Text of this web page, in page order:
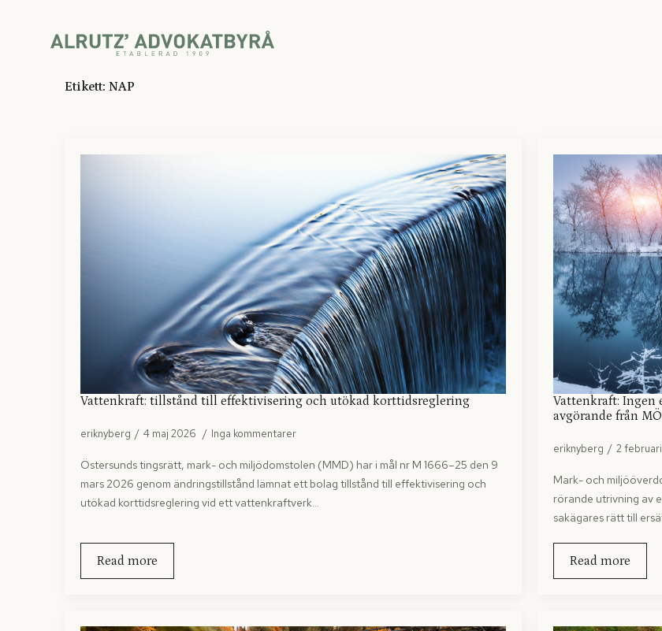
Etikett: NAP
Vattenkraft: tillstånd till effektivisering och utökad korttidsreglering
eriknyberg 4 maj 2026 Inga kommentarer
Östersunds tingsrätt, mark- och miljödomstolen (MMD) har i mål nr M 1666–25 den 9
mars 2026 genom ändringstillstånd lämnat ett bolag tillstånd till effektivisering och
utökad korttidsreglering vid ett vattenkraftverk…
Read more
Vattenkraft:
avgörande från
eriknyberg 2
Mark- och
rörande utrivning av
sakägares rätt till
Read more